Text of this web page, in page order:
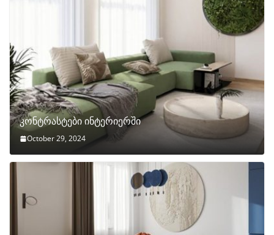
კონტრასტები ინტერიერში
October 29, 2024